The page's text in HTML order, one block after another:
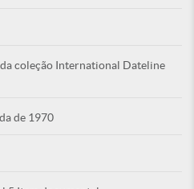
coleção International Dateline
de 1970